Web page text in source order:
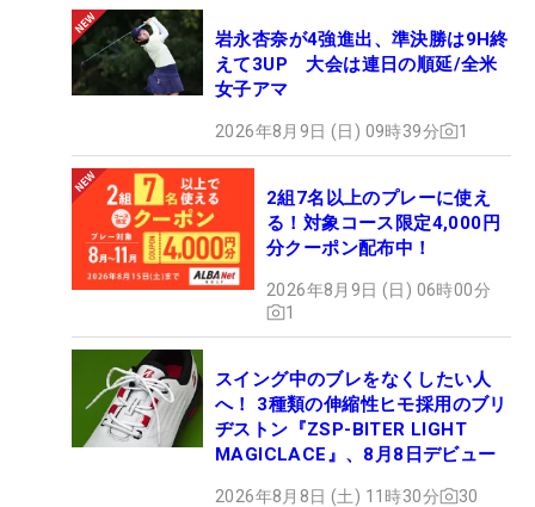
岩永杏奈が4強進出、準決勝は9H終
えて3UP 大会は連日の順延/全米
女子アマ
2026年8月9日 (日) 09時39分 1
2組7名以上のプレーに使え
る！対象コース限定4,000円
分クーポン配布中！
2026年8月9日 (日) 06時00分
1
スイング中のブレをなくしたい人
へ！ 3種類の伸縮性ヒモ採用のブリ
ヂストン『ZSP-BITER LIGHT
MAGICLACE』、8月8日デビュー
2026年8月8日 (土) 11時30分 30